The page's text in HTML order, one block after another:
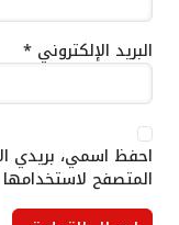
البريد الإلكتروني *
احفظ اسمي، بريدي
المتصفح